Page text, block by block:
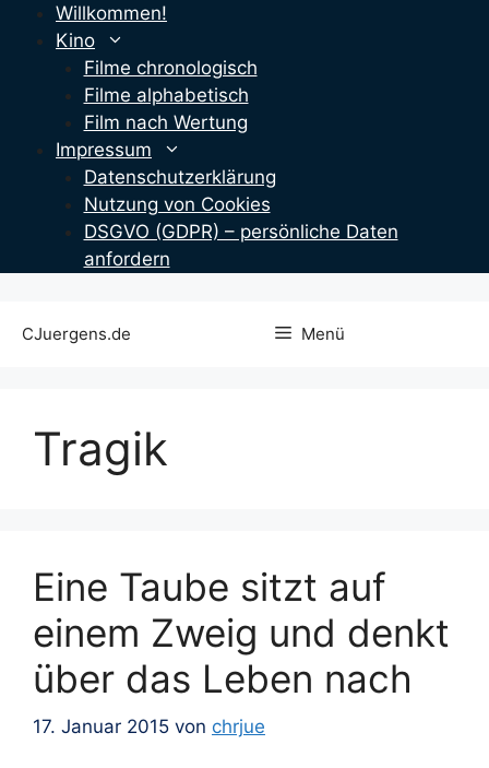
Zum
Inhalt
springen
Willkommen!
Kino
Filme chronologisch
Filme alphabetisch
Film nach Wertung
Impressum
Datenschutzerklärung
Nutzung von Cookies
DSGVO (GDPR) – persönliche Daten
anfordern
CJuergens.de Menü
Tragik
Eine Taube sitzt auf
einem Zweig und denkt
über das Leben nach
17. Januar 2015 von chrjue